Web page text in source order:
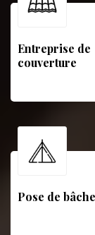
Entreprise de
couverture
Pose de